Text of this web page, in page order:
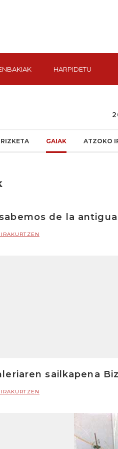
HARPIDETU
GAIAK ATZOKO
de la
sailkapena